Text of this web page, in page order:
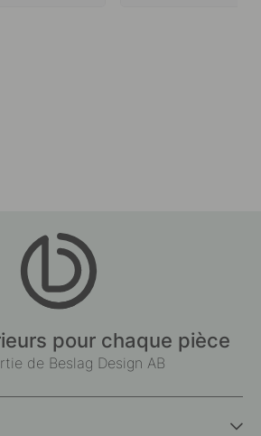
pour chaque pièce
de Beslag Design AB